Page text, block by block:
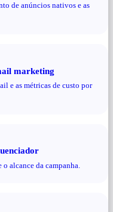
de anúncios nativos e as
marketing
e as métricas de custo por
alcance da campanha.